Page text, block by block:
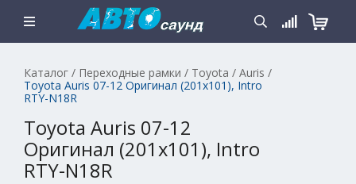
Каталог / Переходные рамки / Toyota / Auris /
Toyota Auris 07-12 Оригинал (201х101), Intro
RTY-N18R
Toyota Auris 07-12
Оригинал (201х101), Intro
RTY-N18R